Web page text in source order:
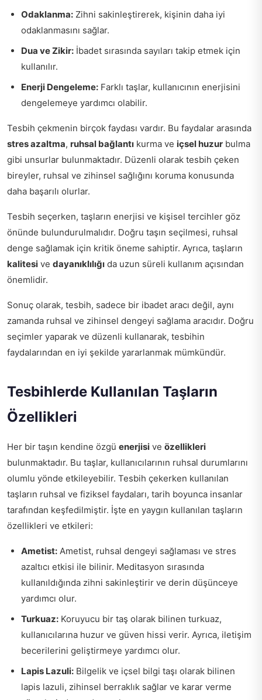
Odaklanma: Zihni sakinleştirerek, kişinin daha iyi
odaklanmasını sağlar.
Dua ve Zikir: İbadet sırasında sayıları takip etmek için
kullanılır.
Enerji Dengeleme: Farklı taşlar, kullanıcının enerjisini
dengelemeye yardımcı olabilir.
Tesbih çekmenin birçok faydası vardır. Bu faydalar arasında
stres azaltma, ruhsal bağlantı kurma ve içsel huzur bulma
gibi unsurlar bulunmaktadır. Düzenli olarak tesbih çeken
bireyler, ruhsal ve zihinsel sağlığını koruma konusunda
daha başarılı olurlar.
Tesbih seçerken, taşların enerjisi ve kişisel tercihler göz
önünde bulundurulmalıdır. Doğru taşın seçilmesi, ruhsal
denge sağlamak için kritik öneme sahiptir. Ayrıca, taşların
kalitesi ve dayanıklılığı da uzun süreli kullanım açısından
önemlidir.
Sonuç olarak, tesbih, sadece bir ibadet aracı değil, aynı
zamanda ruhsal ve zihinsel dengeyi sağlama aracıdır. Doğru
seçimler yaparak ve düzenli kullanarak, tesbihin
faydalarından en iyi şekilde yararlanmak mümkündür.
Tesbihlerde Kullanılan Taşların
Özellikleri
Her bir taşın kendine özgü enerjisi ve özellikleri
bulunmaktadır. Bu taşlar, kullanıcılarının ruhsal durumlarını
olumlu yönde etkileyebilir. Tesbih çekerken kullanılan
taşların ruhsal ve fiziksel faydaları, tarih boyunca insanlar
tarafından keşfedilmiştir. İşte en yaygın kullanılan taşların
özellikleri ve etkileri:
Ametist: Ametist, ruhsal dengeyi sağlaması ve stres
azaltıcı etkisi ile bilinir. Meditasyon sırasında
kullanıldığında zihni sakinleştirir ve derin düşünceye
yardımcı olur.
Turkuaz: Koruyucu bir taş olarak bilinen turkuaz,
kullanıcılarına huzur ve güven hissi verir. Ayrıca, iletişim
becerilerini geliştirmeye yardımcı olur.
Lapis Lazuli: Bilgelik ve içsel bilgi taşı olarak bilinen
lapis lazuli, zihinsel berraklık sağlar ve karar verme